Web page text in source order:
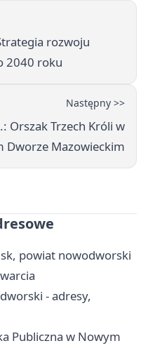
rozwoju
2040 roku
Następny >>
Orszak Trzech Króli w
Dworze Mazowieckim
powiat nowodworski
- adresy,
Publiczna w Nowym